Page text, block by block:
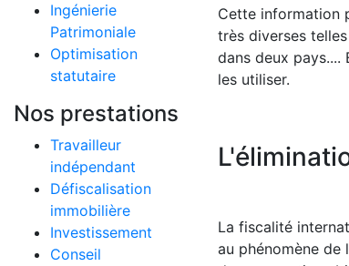
Ingénierie
Patrimoniale
Optimisation
statutaire
Nos prestations
Travailleur
indépendant
Défiscalisation
immobilière
Investissement
Conseil
Cette information
très diverses
dans deux
les utiliser.
La fiscalité
au phénomène